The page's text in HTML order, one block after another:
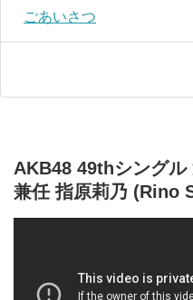
ごあいさつ
AKB48 49thシング
兼任 指原莉乃 (Rino